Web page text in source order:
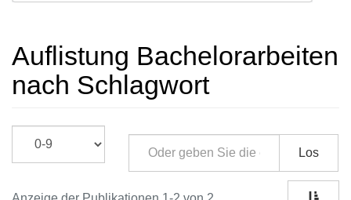
Auflistung Bachelorarbeiten
nach Schlagwort
Los